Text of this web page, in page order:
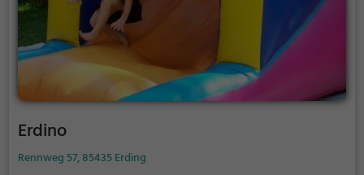
Erdino
Rennweg 57, 85435 Erding